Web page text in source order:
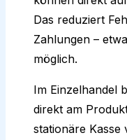
Das reduziert
Zahlungen –
möglich.
Im Einzelhandel
direkt am
stationäre